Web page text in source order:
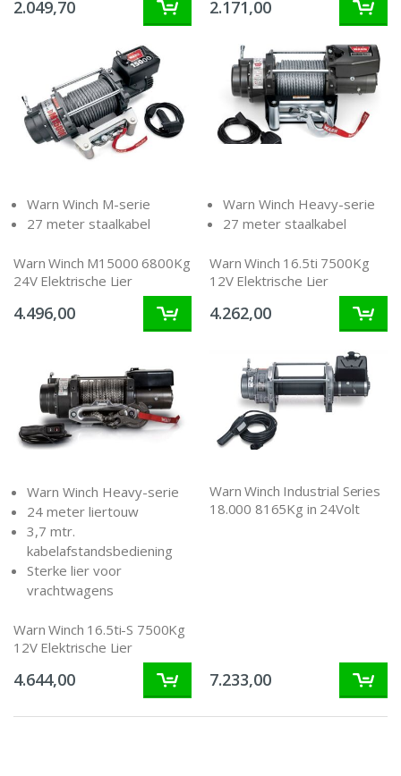
2.049,70 2.171,00
Warn Winch M-serie
27 meter staalkabel
Warn Winch M15000 6800Kg
24V Elektrische Lier
4.496,00
Warn Winch Heavy-serie
27 meter staalkabel
Warn Winch 16.5ti 7500Kg
12V Elektrische Lier
4.262,00
Warn Winch Heavy-serie
24 meter liertouw
3,7 mtr.
kabelafstandsbediening
Sterke lier voor
vrachtwagens
Warn Winch 16.5ti-S 7500Kg
12V Elektrische Lier
4.644,00
Warn Winch Industrial Series
18.000 8165Kg in 24Volt
7.233,00